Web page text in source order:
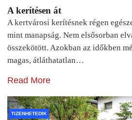
A kerítésen át
A kertvárosi kerítésnek régen
mint manapság. Nem elsősorban
összekötött. Azokban az időkben
magas, átláthatatlan…
Read More
TIZENHETEDIK